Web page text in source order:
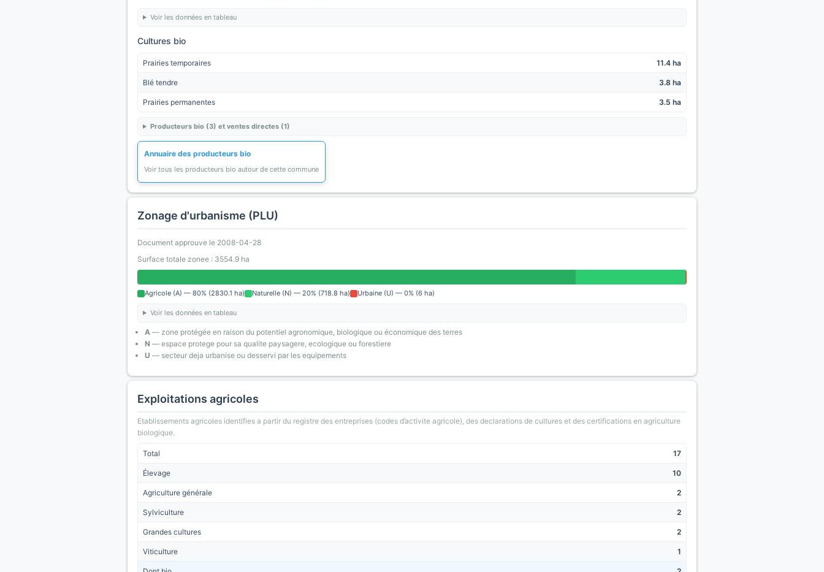
Voir les données en tableau
Cultures bio
Prairies temporaires 11.4 ha
Blé tendre 3.8 ha
Prairies permanentes 3.5 ha
Producteurs bio (3) et ventes directes (1)
Annuaire des producteurs bio
Voir tous les producteurs bio autour de cette commune
Zonage d'urbanisme (PLU)
Document approuve le 2008-04-28
Surface totale zonee : 3554.9 ha
Agricole (A) — 80% (2830.1 ha) Naturelle (N) — 20% (718.8 ha) Urbaine (U) — 0% (6 ha)
Voir les données en tableau
A — zone protégée en raison du potentiel agronomique, biologique ou économique des terres
N — espace protege pour sa qualite paysagere, ecologique ou forestiere
U — secteur deja urbanise ou desservi par les equipements
Exploitations agricoles
Etablissements agricoles identifies a partir du registre des entreprises (codes d’activite agricole), des declarations de cultures et des certifications en agriculture
biologique.
Total 17
Élevage 10
Agriculture générale 2
Sylviculture 2
Grandes cultures 2
Viticulture 1